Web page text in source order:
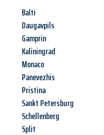
Balti
Daugavpils
Gamprin
Kaliningrad
Monaco
Panevezhis
Pristina
Sankt Petersburg
Schellenberg
Split